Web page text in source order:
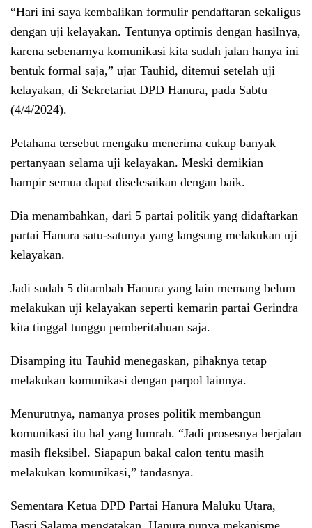
“Hari ini saya kembalikan formulir pendaftaran sekaligus
dengan uji kelayakan. Tentunya optimis dengan hasilnya,
karena sebenarnya komunikasi kita sudah jalan hanya ini
bentuk formal saja,” ujar Tauhid, ditemui setelah uji
kelayakan, di Sekretariat DPD Hanura, pada Sabtu
(4/4/2024).
Petahana tersebut mengaku menerima cukup banyak
pertanyaan selama uji kelayakan. Meski demikian
hampir semua dapat diselesaikan dengan baik.
Dia menambahkan, dari 5 partai politik yang didaftarkan
partai Hanura satu-satunya yang langsung melakukan uji
kelayakan.
Jadi sudah 5 ditambah Hanura yang lain memang belum
melakukan uji kelayakan seperti kemarin partai Gerindra
kita tinggal tunggu pemberitahuan saja.
Disamping itu Tauhid menegaskan, pihaknya tetap
melakukan komunikasi dengan parpol lainnya.
Menurutnya, namanya proses politik membangun
komunikasi itu hal yang lumrah. “Jadi prosesnya berjalan
masih fleksibel. Siapapun bakal calon tentu masih
melakukan komunikasi,” tandasnya.
Sementara Ketua DPD Partai Hanura Maluku Utara,